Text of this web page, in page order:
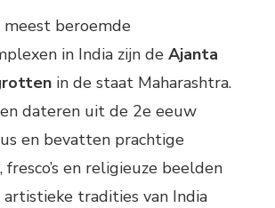
meest beroemde
in India zijn de Ajanta
in de staat Maharashtra.
dateren uit de 2e eeuw
en bevatten prachtige
en religieuze beelden
tradities van India